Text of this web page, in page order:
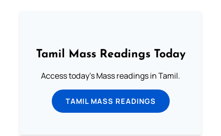
Tamil Mass Readings Today
Access today's Mass readings in Tamil.
TAMIL MASS READINGS